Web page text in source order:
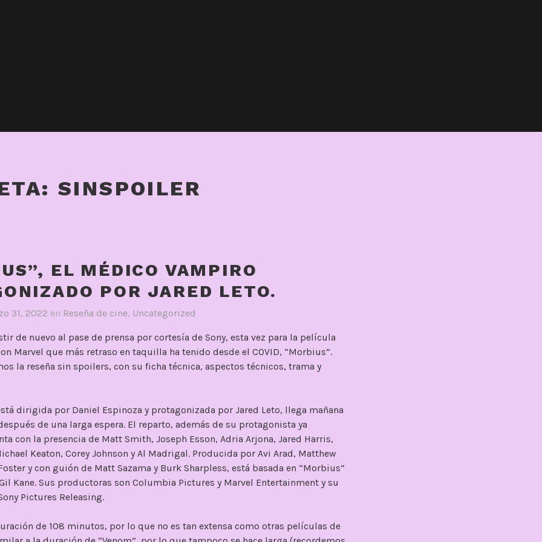
SINSPOILER
EL MÉDICO VAMPIRO
POR JARED LETO.
31, 2022 en Reseña de cine, Uncategorized
de nuevo al pase de prensa por cortesía de Sony, esta vez para la película
Marvel que más retraso en taquilla ha tenido desde el COVID, “Morbius”.
la reseña sin spoilers, con su ficha técnica, aspectos técnicos, trama y
dirigida por Daniel Espinoza y protagonizada por Jared Leto, llega mañana
de una larga espera. El reparto, además de su protagonista ya
con la presencia de Matt Smith, Joseph Esson, Adria Arjona, Jared Harris,
Keaton, Corey Johnson y Al Madrigal. Producida por Avi Arad, Matthew
y con guión de Matt Sazama y Burk Sharpless, está basada en “Morbius”
Kane. Sus productoras son Columbia Pictures y Marvel Entertainment y su
Pictures Releasing.
de 108 minutos, por lo que no es tan extensa como otras películas de